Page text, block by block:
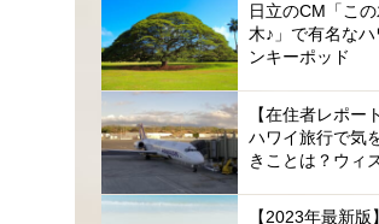
日立のCM「こ
木♪」で有名な
ンキーポッド
【在住者レポー
ハワイ旅行で気
きことは？ウィズ
【2023年最新版